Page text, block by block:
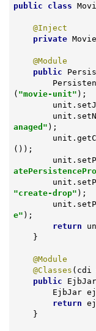
public
class
@Inject
private
@Module
public
( "movie-unit" );
anaged" );
());
"create-drop" );
e" );
return
@Module
@Classes (cdi
public EjbJar
return